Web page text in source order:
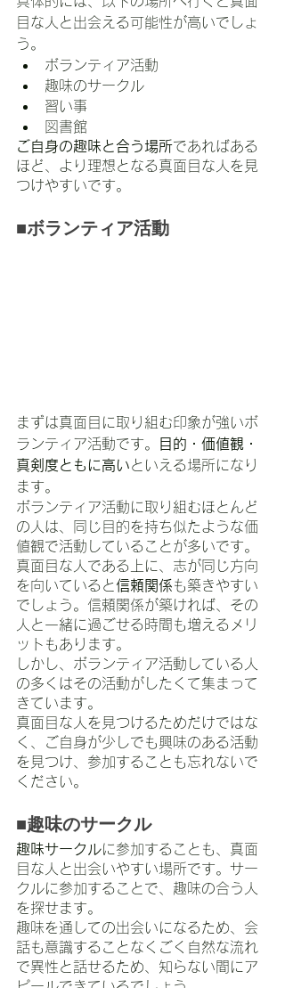
目な人と出会える可能性が高いでしょ
う。
ボランティア活動
趣味のサークル
習い事
図書館
ご自身の趣味と合う場所であればある
ほど、より理想となる真面目な人を見
つけやすいです。
■ボランティア活動
まずは真面目に取り組む印象が強いボ
ランティア活動です。
目的・価値観・
真剣度ともに高いといえる場所になり
ます。
ボランティア活動に取り組むほとんど
の人は、同じ目的を持ち似たような価
値観で活動していることが多いです。
真面目な人である上に、志が同じ方向
を向いていると 信頼関係も築きやすい
でしょう。信頼関係が築ければ、その
人と一緒に過ごせる時間も増えるメリ
ットもあります。
しかし、ボランティア活動している人
の多くはその活動がしたくて集まって
きています。
真面目な人を見つけるためだけではな
く、ご自身が少しでも興味のある活動
を見つけ、参加することも忘れないで
ください。
■趣味のサークル
趣味サークルに参加することも、真面
目な人と出会いやすい場所です。サー
クルに参加することで、趣味の合う人
を探せます。
趣味を通しての出会いになるため、会
話も意識することなくごく自然な流れ
で異性と話せるため、知らない間にア